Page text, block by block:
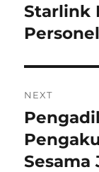
post:
Starlink
NEXT
Next
post:
Sesama